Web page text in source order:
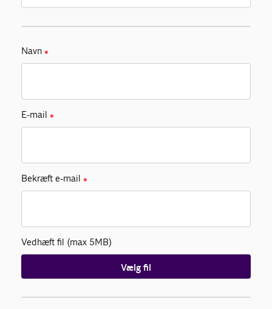
Navn ✱
E-mail ✱
Bekræft e-mail ✱
Vedhæft fil (max 5MB)
Vælg fil